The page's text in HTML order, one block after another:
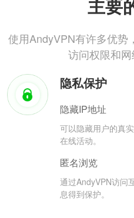
主要
使用AndyVPN有许多优势
访问权限和
隐私保护
隐藏IP地址
可以隐藏用户的真
在线活动。
匿名浏览
通过AndyVPN访问
息得到保护。